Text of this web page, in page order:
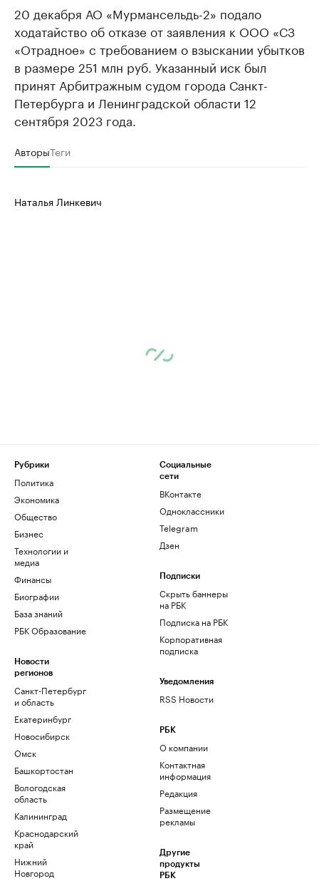
20 декабря АО «Мурмансельдь-2» подало
ходатайство об отказе от заявления к ООО «СЗ
«Отрадное» с требованием о взыскании убытков
в размере 251 млн руб. Указанный иск был
принят Арбитражным судом города Санкт-
Петербурга и Ленинградской области 12
сентября 2023 года.
АвторыТеги
Наталья Линкевич
Рубрики
Политика
Экономика
Общество
Бизнес
Технологии и
медиа
Финансы
Биографии
База знаний
РБК Образование
Новости
регионов
Санкт-Петербург
и область
Екатеринбург
Новосибирск
Омск
Башкортостан
Вологодская
область
Калининград
Краснодарский
край
Нижний
Новгород
Социальные
сети
ВКонтакте
Одноклассники
Telegram
Дзен
Подписки
Скрыть баннеры
на РБК
Подписка на РБК
Корпоративная
подписка
Уведомления
RSS Новости
РБК
О компании
Контактная
информация
Редакция
Размещение
рекламы
Другие
продукты
РБК